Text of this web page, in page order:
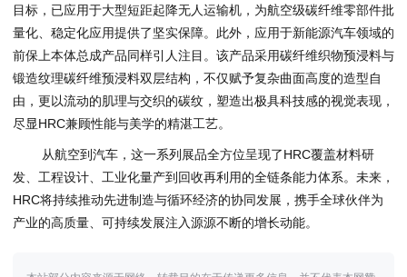
目标，已应用于大型短距起降无人运输机，为航空级碳纤维零部件批
量化、稳定化应用提供了坚实保障。此外，应用于新能源汽车领域的
前保上本体总成产品同样引人注目。该产品采用碳纤维织物预浸料与
锻造纹理碳纤维预浸料双层结构，不仅赋予复杂曲面高度的造型自
由，更以流动的肌理与交织的碳纹，塑造出极具科技感的视觉表现，
尽显HRC兼顾性能与美学的精湛工艺。
从航空到汽车，这一系列展品全方位呈现了HRC覆盖材料研
发、工程设计、工业化量产到回收再利用的全链条能力体系。未来，
HRC将持续推动先进制造与循环经济的协同发展，携手全球伙伴为
产业的高质量、可持续发展注入源源不断的增长动能。